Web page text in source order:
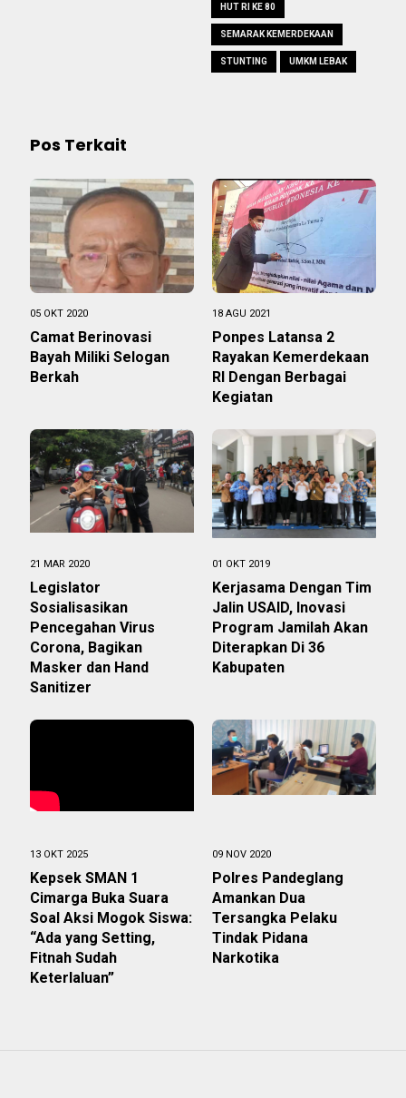
HUT RI KE 80
SEMARAK KEMERDEKAAN
STUNTING UMKM LEBAK
Pos Terkait
05 OKT 2020
Camat Berinovasi
Bayah Miliki Selogan
Berkah
18 AGU 2021
Ponpes Latansa 2
Rayakan Kemerdekaan
RI Dengan Berbagai
Kegiatan
21 MAR 2020
Legislator
Sosialisasikan
Pencegahan Virus
Corona, Bagikan
Masker dan Hand
Sanitizer
01 OKT 2019
Kerjasama Dengan Tim
Jalin USAID, Inovasi
Program Jamilah Akan
Diterapkan Di 36
Kabupaten
13 OKT 2025
Kepsek SMAN 1
Cimarga Buka Suara
Soal Aksi Mogok Siswa:
“Ada yang Setting,
Fitnah Sudah
Keterlaluan”
09 NOV 2020
Polres Pandeglang
Amankan Dua
Tersangka Pelaku
Tindak Pidana
Narkotika